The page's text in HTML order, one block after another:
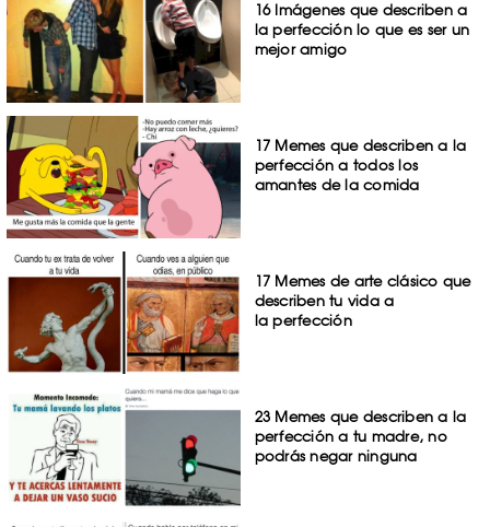
16 Imágenes que describen a
la perfección lo que es ser un
mejor amigo
17 Memes que describen a la
perfección a todos los
amantes de la comida
17 Memes de arte clásico que
describen tu vida a
la perfección
23 Memes que describen a la
perfección a tu madre, no
podrás negar ninguna